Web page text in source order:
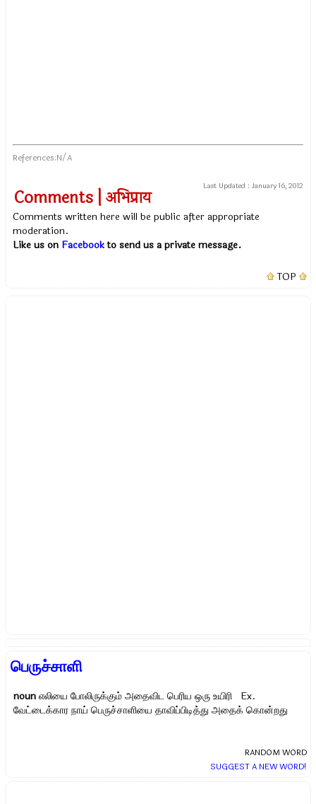
References:N/A
Last Updated : January 16, 2012
Comments | अभिप्राय
Comments written here will be public after appropriate
moderation.
Like us on Facebookto send us a private message.
TOP
பெருச்சாளி
noun எலியை போலிருக்கும் அதைவிட பெரிய ஒரு உயிரி Ex.
வேட்டைக்கார நாய் பெருச்சாளியை தாவிப்பிடித்து அதைக் கொன்றது
RANDOM WORD
SUGGEST A NEW WORD!